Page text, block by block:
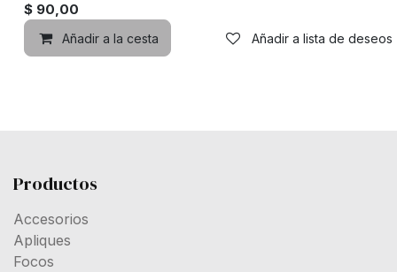
$ 90,00
Añadir a la cesta Añadir a lista de deseos
Productos
Accesorios
Apliques
Focos